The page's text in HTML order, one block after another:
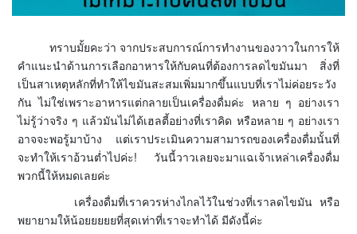
ทราบมั้ยคะว่า จากประสบการณ์การทำงานของวาวในการให้
คำแนะนำด้านการเลือกอาหารให้กับคนที่ต้องการลดไขมันมา สิ่งที่
เป็นสาเหตุหลักที่ทำให้ไขมันสะสมเพิ่มมากขึ้นแบบที่เราไม่ค่อยระวัง
กัน ไม่ใช่เพราะอาหารแต่กลายเป็นเครื่องดื่มค่ะ หลาย ๆ อย่างเรา
ไม่รู้ว่าจริง ๆ แล้วมันไม่ได้เฮลตี้อย่างที่เราคิด หรือหลาย ๆ อย่างเรา
อาจจะพอรู้มาบ้าง แต่เราประเมินความสามารถของเครื่องดื่มนั้นที่
จะทำให้เราอ้วนต่ำไปค่ะ! วันนี้วาวเลยจะมาแฉเจ้าเหล่าเครื่องดื่ม
พวกนี้ให้หมดเลยค่ะ
เครื่องดื่มที่เราควรห่างไกลไว้ในช่วงที่เราลดไขมัน หรือ
พยายามให้น้อยยยยยที่สุดเท่าที่เราจะทำได้ มีดังนี้ค่ะ